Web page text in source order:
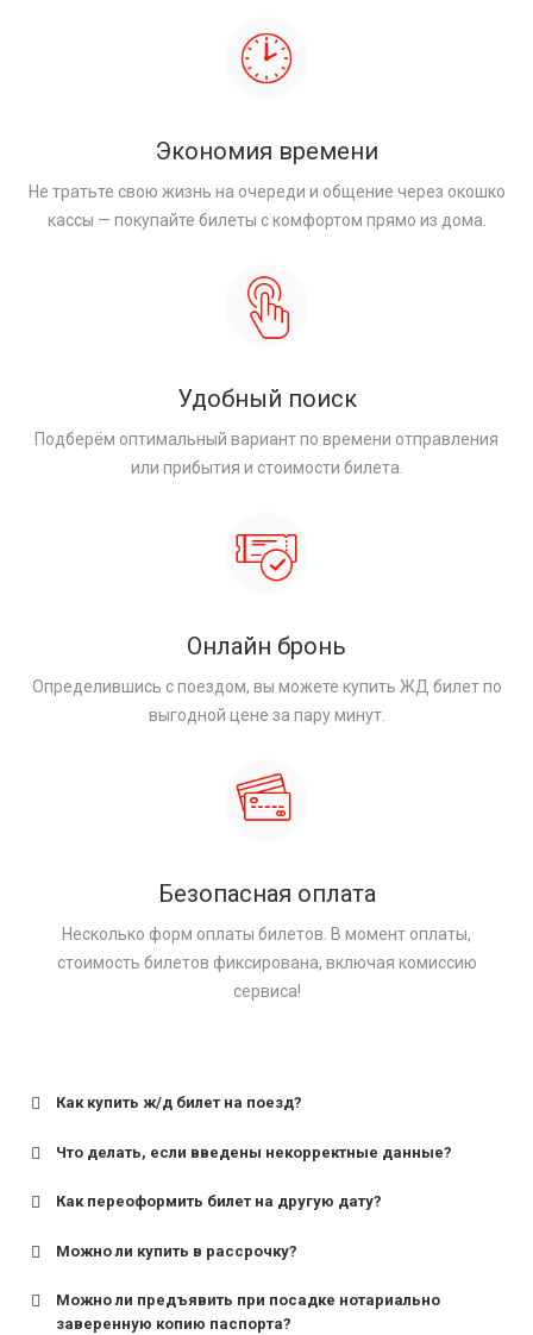
Экономия времени
Не тратьте свою жизнь на очереди и общение через окошко
кассы — покупайте билеты с комфортом прямо из дома.
Удобный поиск
Подберём оптимальный вариант по времени отправления
или прибытия и стоимости билета.
Онлайн бронь
Определившись с поездом, вы можете купить ЖД билет по
выгодной цене за пару минут.
Безопасная оплата
Несколько форм оплаты билетов. В момент оплаты,
стоимость билетов фиксирована, включая комиссию
сервиса!
Как купить ж/д билет на поезд?
Что делать, если введены некорректные данные?
Как переоформить билет на другую дату?
Можно ли купить в рассрочку?
Можно ли предъявить при посадке нотариально
заверенную копию паспорта?